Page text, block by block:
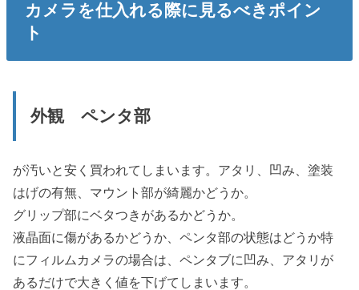
カメラを仕入れる際に見るべきポイン
ト
外観 ペンタ部
が汚いと安く買われてしまいます。アタリ、凹み、塗装
はげの有無、マウント部が綺麗かどうか。
グリップ部にベタつきがあるかどうか。
液晶面に傷があるかどうか、ペンタ部の状態はどうか特
にフィルムカメラの場合は、ペンタブに凹み、アタリが
あるだけで大きく値を下げてしまいます。